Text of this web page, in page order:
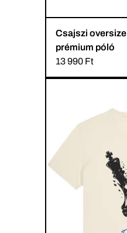
Csajszi oversize
prémium póló
13 990 Ft